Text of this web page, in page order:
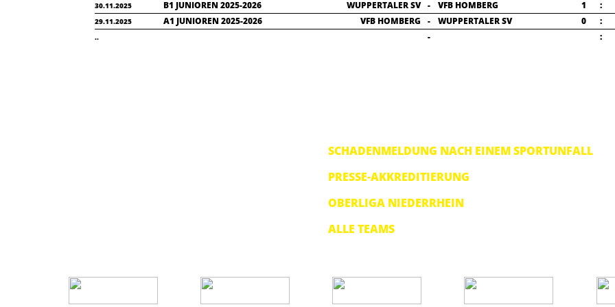
30.11.2025 B1 JUNIOREN 2025-2026 WUPPERTALER SV - VFB HOMBERG 1 :
29.11.2025 A1 JUNIOREN 2025-2026 VFB HOMBERG - WUPPERTALER SV 0 :
.. - :
SCHADENMELDUNG NACH EINEM SPORTUNFALL
PRESSE-AKKREDITIERUNG
OBERLIGA NIEDERRHEIN
ALLE TEAMS